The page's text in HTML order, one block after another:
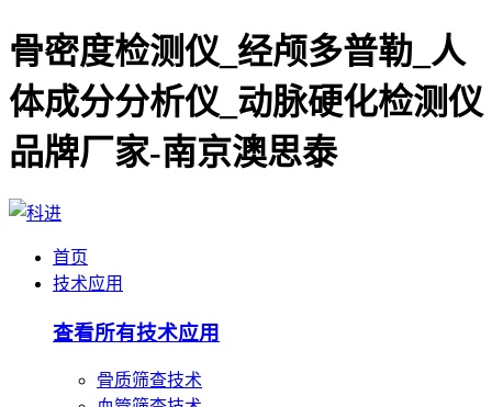
骨密度检测仪_经颅多普勒_人
体成分分析仪_动脉硬化检测仪
品牌厂家-南京澳思泰
首页
技术应用
查看所有技术应用
骨质筛查技术